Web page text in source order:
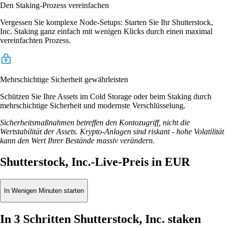
Den Staking-Prozess vereinfachen
Vergessen Sie komplexe Node-Setups: Starten Sie Ihr Shutterstock,
Inc. Staking ganz einfach mit wenigen Klicks durch einen maximal
vereinfachten Prozess.
Mehrschichtige Sicherheit gewährleisten
Schützen Sie Ihre Assets im Cold Storage oder beim Staking durch
mehrschichtige Sicherheit und modernste Verschlüsselung.
Sicherheitsmaßnahmen betreffen den Kontozugriff, nicht die
Wertstabilität der Assets. Krypto-Anlagen sind riskant - hohe Volatilität
kann den Wert Ihrer Bestände massiv verändern.
Shutterstock, Inc.-Live-Preis in EUR
In Wenigen Minuten starten
In 3 Schritten Shutterstock, Inc. staken